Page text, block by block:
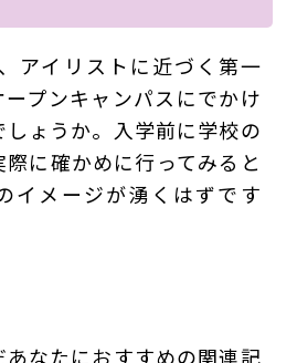
アイリストに近づく第一
プンキャンパスにでかけ
ょうか。入学前に学校の
に確かめに行ってみると
イメージが湧くはずです
あなたにおすすめの関連記